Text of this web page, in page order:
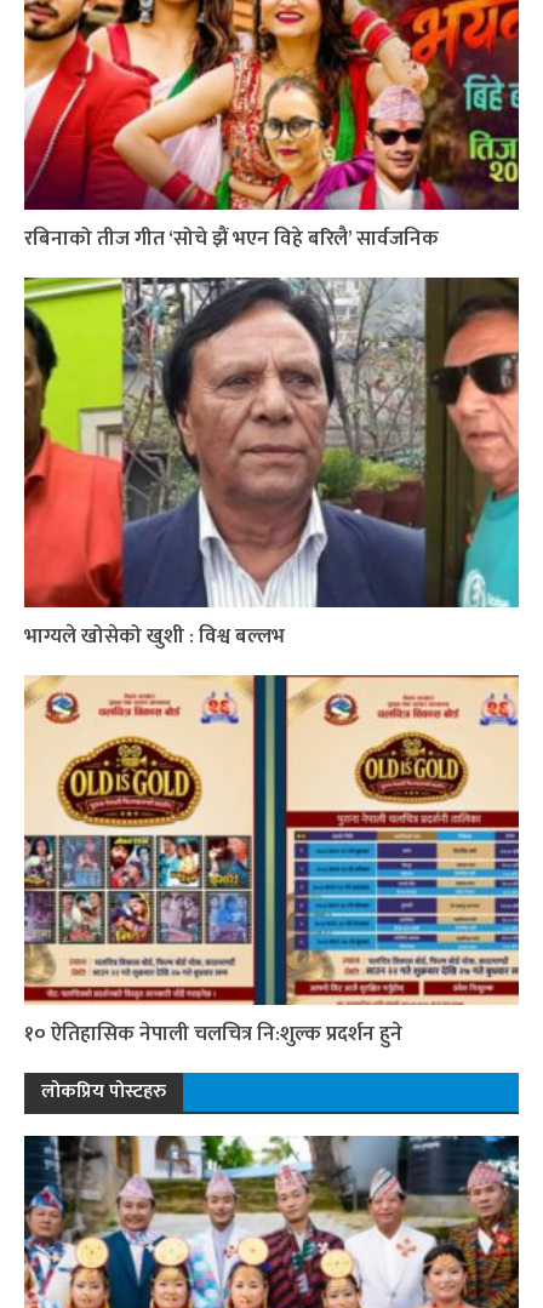
रबिनाको तीज गीत ‘सोचे झैं भएन विहे बरिलै’ सार्वजनिक
भाग्यले खोसेको खुशी : विश्व बल्लभ
१० ऐतिहासिक नेपाली चलचित्र नि:शुल्क प्रदर्शन हुने
लोकप्रिय पोस्टहरु